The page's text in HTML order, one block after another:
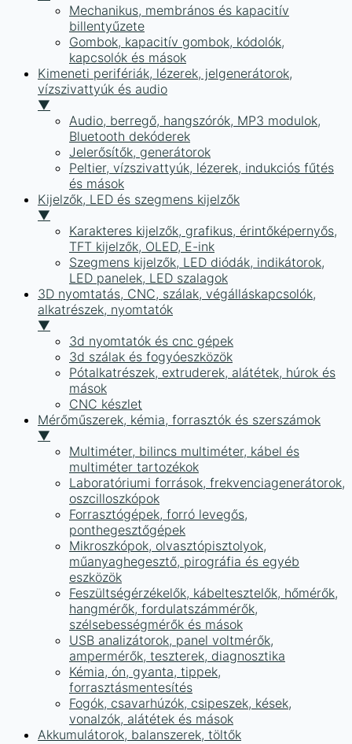
Mechanikus, membrános és kapacitív
billentyűzete
Gombok, kapacitív gombok, kódolók,
kapcsolók és mások
Kimeneti perifériák, lézerek, jelgenerátorok,
vízszivattyúk és audio
▼
Audio, berregő, hangszórók, MP3 modulok,
Bluetooth dekóderek
Jelerősítők, generátorok
Peltier, vízszivattyúk, lézerek, indukciós fűtés
és mások
Kijelzők, LED és szegmens kijelzők
▼
Karakteres kijelzők, grafikus, érintőképernyős,
TFT kijelzők, OLED, E-ink
Szegmens kijelzők, LED diódák, indikátorok,
LED panelek, LED szalagok
3D nyomtatás, CNC, szálak, végálláskapcsolók,
alkatrészek, nyomtatók
▼
3d nyomtatók és cnc gépek
3d szálak és fogyóeszközök
Pótalkatrészek, extruderek, alátétek, húrok és
mások
CNC készlet
Mérőműszerek, kémia, forrasztók és szerszámok
▼
Multiméter, bilincs multiméter, kábel és
multiméter tartozékok
Laboratóriumi források, frekvenciagenerátorok,
oszcilloszkópok
Forrasztógépek, forró levegős,
ponthegesztőgépek
Mikroszkópok, olvasztópisztolyok,
műanyaghegesztő, pirográfia és egyéb
eszközök
Feszültségérzékelők, kábeltesztelők, hőmérők,
hangmérők, fordulatszámmérők,
szélsebességmérők és mások
USB analizátorok, panel voltmérők,
ampermérők, teszterek, diagnosztika
Kémia, ón, gyanta, tippek,
forrasztásmentesítés
Fogók, csavarhúzók, csipeszek, kések,
vonalzók, alátétek és mások
Akkumulátorok, balanszerek, töltők